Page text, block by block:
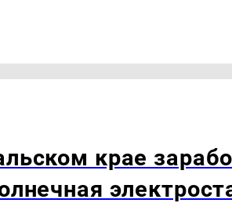
крае